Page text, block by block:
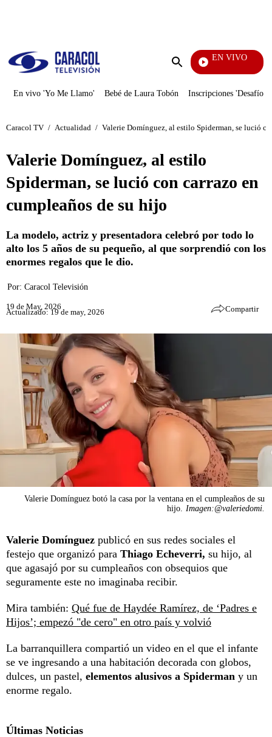
Enviar
EN VIVO
En vivo 'Yo Me Llamo' Bebé de Laura Tobón Inscripciones 'Desafío'
Caracol TV / Actualidad / Valerie Domínguez, al estilo Spiderman, se lució
Valerie Domínguez, al estilo
Spiderman, se lució con carrazo en
cumpleaños de su hijo
La modelo, actriz y presentadora celebró por todo lo
alto los 5 años de su pequeño, al que sorprendió con los
enormes regalos que le dio.
Por: Caracol Televisión
19 de May, 2026
Actualizado: 19 de may, 2026 Compartir
Valerie Domínguez botó la casa por la ventana en el cumpleaños de su
hijo.
Imagen:@valeriedomi.
Valerie Domínguez publicó en sus redes sociales el
festejo que organizó para Thiago Echeverri, su hijo, al
que agasajó por su cumpleaños con obsequios que
seguramente este no imaginaba recibir.
Mira también: Qué fue de Haydée Ramírez, de ‘Padres e
Hijos’; empezó "de cero" en otro país y volvió
La barranquillera compartió un video en el que el infante
se ve ingresando a una habitación decorada con globos,
dulces, un pastel, elementos alusivos a Spiderman y un
enorme regalo.
Últimas Noticias